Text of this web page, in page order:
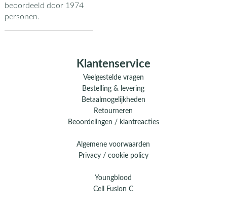
beoordeeld door 1974
personen.
Klantenservice
Veelgestelde vragen
Bestelling & levering
Betaalmogelijkheden
Retourneren
Beoordelingen / klantreacties
Algemene voorwaarden
Privacy / cookie policy
Youngblood
Cell Fusion C